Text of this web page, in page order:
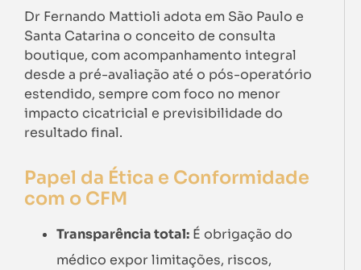
Dr Fernando Mattioli adota em São Paulo e
Santa Catarina o conceito de consulta
boutique, com acompanhamento integral
desde a pré-avaliação até o pós-operatório
estendido, sempre com foco no menor
impacto cicatricial e previsibilidade do
resultado final.
Papel da Ética e Conformidade
com o CFM
Transparência total: É obrigação do
médico expor limitações, riscos,